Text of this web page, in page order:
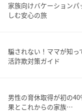
家族向けバケーション
しむ安心の旅
騙されない！ママが知っ
活詐欺対策ガイド
男性の育休取得が初の
果とこれからの家族…